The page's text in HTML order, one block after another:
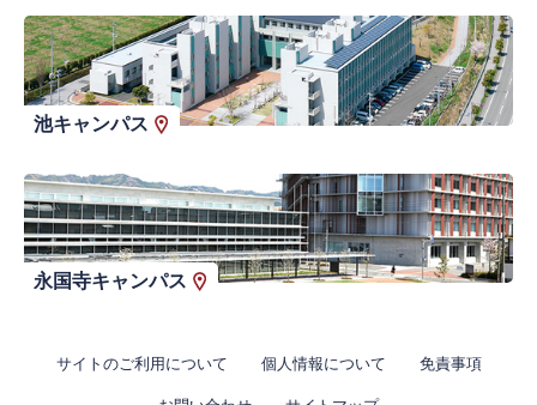
池キャンパス
永国寺キャンパス
サイトのご利用について 個人情報について 免責事項